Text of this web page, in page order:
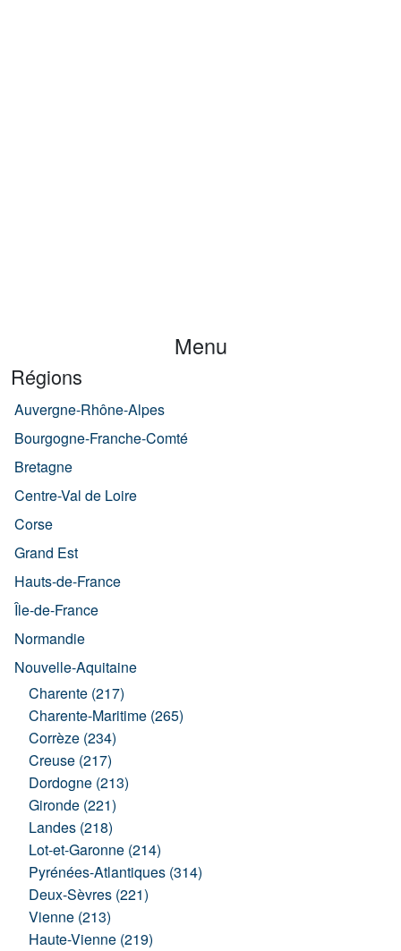
Menu
Régions
Auvergne-Rhône-Alpes
Bourgogne-Franche-Comté
Bretagne
Centre-Val de Loire
Corse
Grand Est
Hauts-de-France
Île-de-France
Normandie
Nouvelle-Aquitaine
Charente (217)
Charente-Maritime (265)
Corrèze (234)
Creuse (217)
Dordogne (213)
Gironde (221)
Landes (218)
Lot-et-Garonne (214)
Pyrénées-Atlantiques (314)
Deux-Sèvres (221)
Vienne (213)
Haute-Vienne (219)